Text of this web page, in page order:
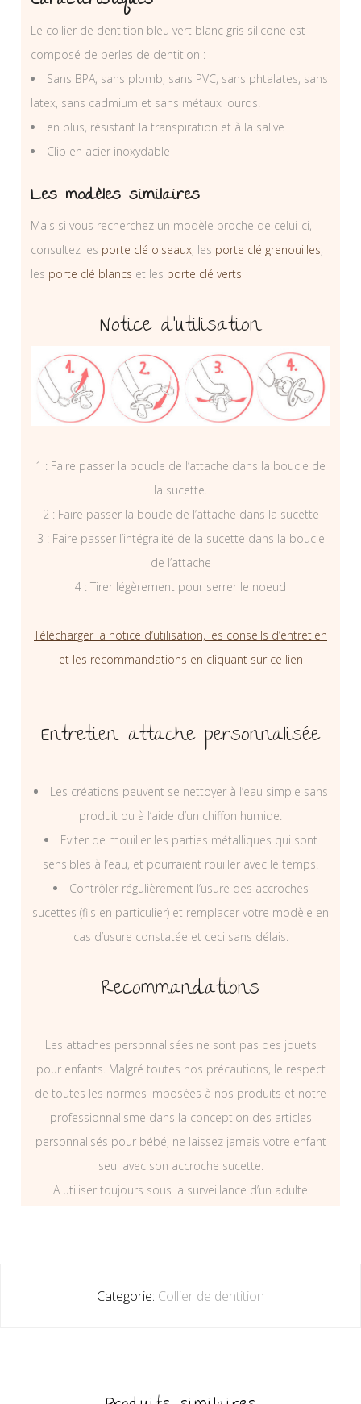
Le collier de dentition bleu vert blanc gris silicone est
composé de perles de dentition :
Sans BPA, sans plomb, sans PVC, sans phtalates, sans
latex, sans cadmium et sans métaux lourds.
en plus, résistant la transpiration et à la salive
Clip en acier inoxydable
Les modèles similaires
Mais si vous recherchez un modèle proche de celui-ci,
consultez les porte clé oiseaux, les porte clé grenouilles,
les porte clé blancs et les porte clé verts
Notice d’utilisation
1 : Faire passer la boucle de l’attache dans la boucle de
la sucette.
2 : Faire passer la boucle de l’attache dans la sucette
3 : Faire passer l’intégralité de la sucette dans la boucle
de l’attache
4 : Tirer légèrement pour serrer le noeud
Télécharger la notice d’utilisation, les conseils d’entretien
et les recommandations en cliquant sur ce lien
Entretien attache personnalisée
Les créations peuvent se nettoyer à l’eau simple sans
produit ou à l’aide d’un chiffon humide.
Eviter de mouiller les parties métalliques qui sont
sensibles à l’eau, et pourraient rouiller avec le temps.
Contrôler régulièrement l’usure des accroches
sucettes (fils en particulier) et remplacer votre modèle en
cas d’usure constatée et ceci sans délais.
Recommandations
Les attaches personnalisées ne sont pas des jouets
pour enfants. Malgré toutes nos précautions, le respect
de toutes les normes imposées à nos produits et notre
professionnalisme dans la conception des articles
personnalisés pour bébé, ne laissez jamais votre enfant
seul avec son accroche sucette.
A utiliser toujours sous la surveillance d’un adulte
Categorie: Collier de dentition